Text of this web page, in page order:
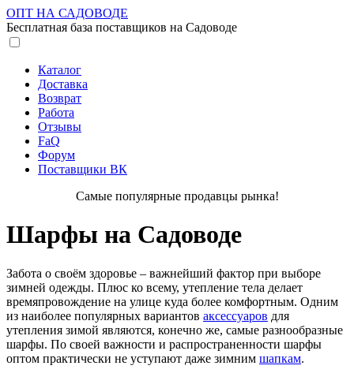
ОПТ НА САДОВОДЕ
Бесплатная база поставщиков на Садоводе
Каталог
Доставка
Возврат
Работа
Отзывы
FaQ
Форум
Поставщики ВК
Самые популярные продавцы рынка!
Шарфы на Садоводе
Забота о своём здоровье – важнейший фактор при выборе
зимней одежды. Плюс ко всему, утепление тела делает
времяпровождение на улице куда более комфортным. Одним
из наиболее популярных вариантов аксессуаров для
утепления зимой являются, конечно же, самые разнообразные
шарфы. По своей важности и распространенности шарфы
оптом практически не уступают даже зимним шапкам.